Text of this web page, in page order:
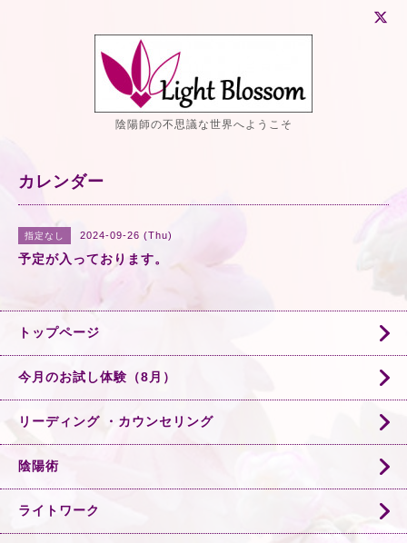
陰陽師の不思議な世界へようこそ
カレンダー
指定なし 2024-09-26 (Thu)
予定が入っております。
トップページ
今月のお試し体験（8月）
リーディング ・カウンセリング
陰陽術
ライトワーク